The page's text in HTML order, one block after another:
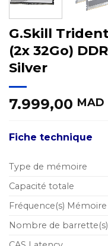
G.Skill
(2x 32Go)
Silver
7.999,00 MAD
Fiche technique
Type de mémoire
Capacité totale
Fréquence(s) Mémoire
Nombre de barrette(s)